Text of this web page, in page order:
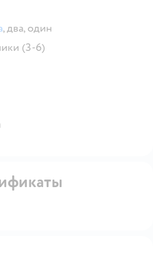
,два, один
(3-6)